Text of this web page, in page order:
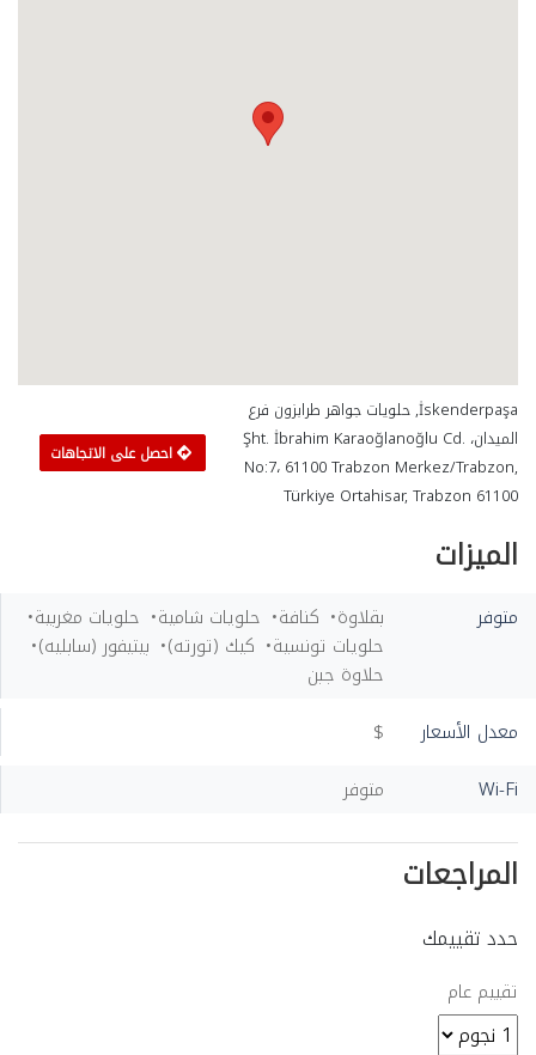
İskenderpaşa, حلويات جواهر طرابزون فرع
الميدان، Şht. İbrahim Karaoğlanoğlu Cd.
No:7، 61100 Trabzon Merkez/Trabzon,
Türkiye Ortahisar, Trabzon 61100
احصل على الاتجاهات
الميزات
متوفر بقلاوة كنافة حلويات شامية
حلويات مغربية
حلويات تونسية
كيك (تورته)
بيتيفور (سابليه)
حلاوة جبن
معدل الأسعار
$
Wi-Fi
متوفر
المراجعات
حدد تقييمك
تقييم عام